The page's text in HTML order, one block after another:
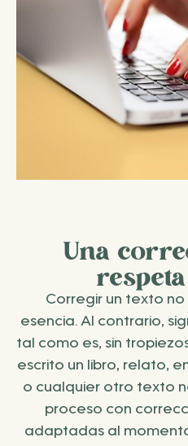
Una
Corregir un texto
esencia. Al contrario,
tal como es, sin
escrito un libro, relato,
o cualquier otro texto
proceso con
adaptadas al